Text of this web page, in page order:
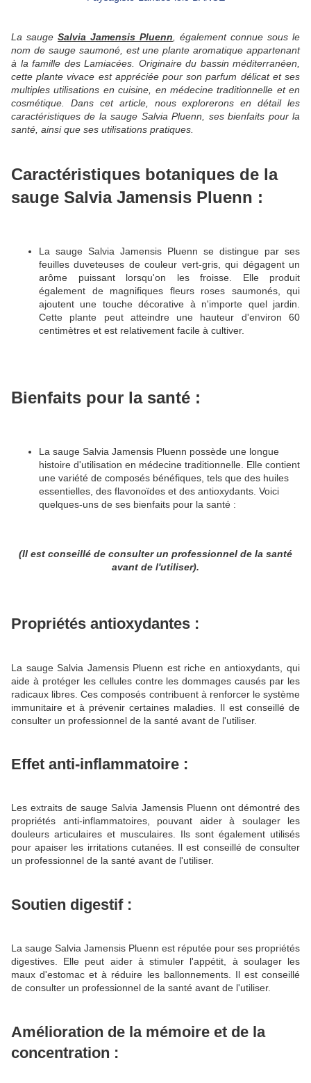
La sauge Salvia Jamensis Pluenn, également connue sous le
nom de sauge saumoné, est une plante aromatique appartenant
à la famille des Lamiacées. Originaire du bassin méditerranéen,
cette plante vivace est appréciée pour son parfum délicat et ses
multiples utilisations en cuisine, en médecine traditionnelle et en
cosmétique. Dans cet article, nous explorerons en détail les
caractéristiques de la sauge Salvia Pluenn, ses bienfaits pour la
santé, ainsi que ses utilisations pratiques.
Caractéristiques botaniques de la
sauge Salvia Jamensis Pluenn :
La sauge Salvia Jamensis Pluenn se distingue par ses
feuilles duveteuses de couleur vert-gris, qui dégagent un
arôme puissant lorsqu'on les froisse. Elle produit
également de magnifiques fleurs roses saumonés, qui
ajoutent une touche décorative à n'importe quel jardin.
Cette plante peut atteindre une hauteur d'environ 60
centimètres et est relativement facile à cultiver.
Bienfaits pour la santé :
La sauge Salvia Jamensis Pluenn possède une longue
histoire d'utilisation en médecine traditionnelle. Elle contient
une variété de composés bénéfiques, tels que des huiles
essentielles, des flavonoïdes et des antioxydants. Voici
quelques-uns de ses bienfaits pour la santé :
(Il est conseillé de consulter un professionnel de la santé
avant de l'utiliser).
Propriétés antioxydantes :
La sauge Salvia Jamensis Pluenn est riche en antioxydants, qui
aide à protéger les cellules contre les dommages causés par les
radicaux libres. Ces composés contribuent à renforcer le système
immunitaire et à prévenir certaines maladies. Il est conseillé de
consulter un professionnel de la santé avant de l'utiliser.
Effet anti-inflammatoire :
Les extraits de sauge Salvia Jamensis Pluenn ont démontré des
propriétés anti-inflammatoires, pouvant aider à soulager les
douleurs articulaires et musculaires. Ils sont également utilisés
pour apaiser les irritations cutanées. Il est conseillé de consulter
un professionnel de la santé avant de l'utiliser.
Soutien digestif :
La sauge Salvia Jamensis Pluenn est réputée pour ses propriétés
digestives. Elle peut aider à stimuler l'appétit, à soulager les
maux d'estomac et à réduire les ballonnements. Il est conseillé
de consulter un professionnel de la santé avant de l'utiliser.
Amélioration de la mémoire et de la
concentration :